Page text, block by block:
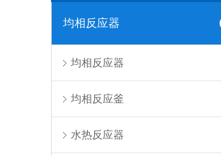
均相反应器
均相反应器
均相反应釜
水热反应器